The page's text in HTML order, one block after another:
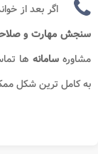
اگر بعد از
سنجش مهارت و
مشاورهسامانه ها
به کامل ترین شکل